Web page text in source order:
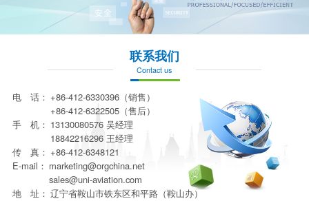
联系我们
Contact us
电 话： +86-412-6330396（销售）
+86-412-6322505（售后）
手 机： 13130080576 吴经理
18842216296 王经理
传 真： +86-412-6348121
E-mail： marketing@orgchina.net
sales@uni-aviation.com
地 址： 辽宁省鞍山市铁东区和平路（鞍山办）